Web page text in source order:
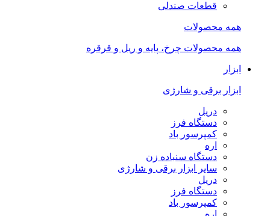
قطعات صندلی
همه محصولات
همه محصولات چرخ، پایه و ریل و قرقره
ابزار
ابزار برقی و شارژی
دریل
دستگاه فرز
کمپرسور باد
اره
دستگاه سنباده زن
سایر ابزار برقی و شارژی
دریل
دستگاه فرز
کمپرسور باد
اره